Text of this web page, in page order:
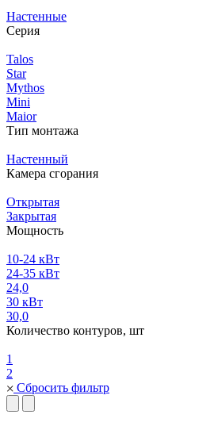
Настенные
Серия
Talos
Star
Mythos
Mini
Maior
Тип монтажа
Настенный
Камера сгорания
Открытая
Закрытая
Мощность
10-24 кВт
24-35 кВт
24,0
30 кВт
30,0
Количество контуров, шт
1
2
Сбросить фильтр